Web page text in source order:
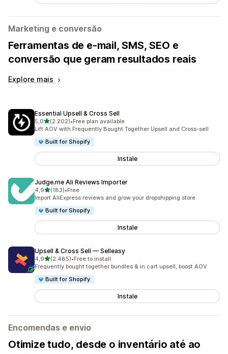
Marketing e conversão
Ferramentas de e-mail, SMS, SEO e
conversão que geram resultados reais
Explore mais
Essential Upsell & Cross Sell
5,0de 5 estrelas
(2.202)
2202 total de avaliações
•Free plan available
Lift AOV with Frequently Bought Together Upsell and Cross-sell
Built for Shopify
Instale
Judge.me Ali Reviews Importer
4,9de 5 estrelas
(183)
183 total de avaliações
•Free
Import AliExpress reviews and grow your dropshipping store
Built for Shopify
Instale
Upsell & Cross Sell — Selleasy
4,9de 5 estrelas
(2.485)
2485 total de avaliações
•Free to install
Frequently bought together bundles & in cart upsell, boost AOV
Built for Shopify
Instale
Encomendas e envio
Otimize tudo, desde o inventário até ao